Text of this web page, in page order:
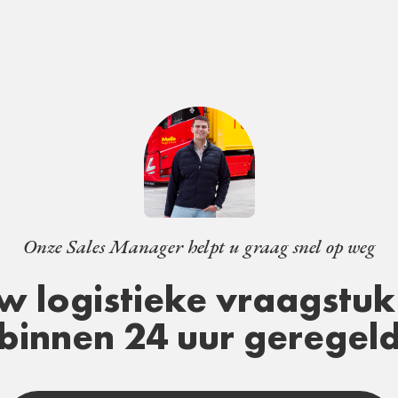
Onze Sales Manager helpt u graag snel op weg
logistieke
24 uur